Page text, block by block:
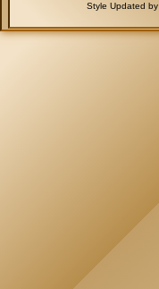
Style Updated by